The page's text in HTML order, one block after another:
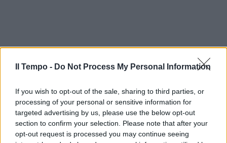
Il Tempo - Do Not Process My Personal Information
If you wish to opt-out of the sale, sharing to third parties, or
processing of your personal or sensitive information for
targeted advertising by us, please use the below opt-out
section to confirm your selection. Please note that after your
opt-out request is processed you may continue seeing